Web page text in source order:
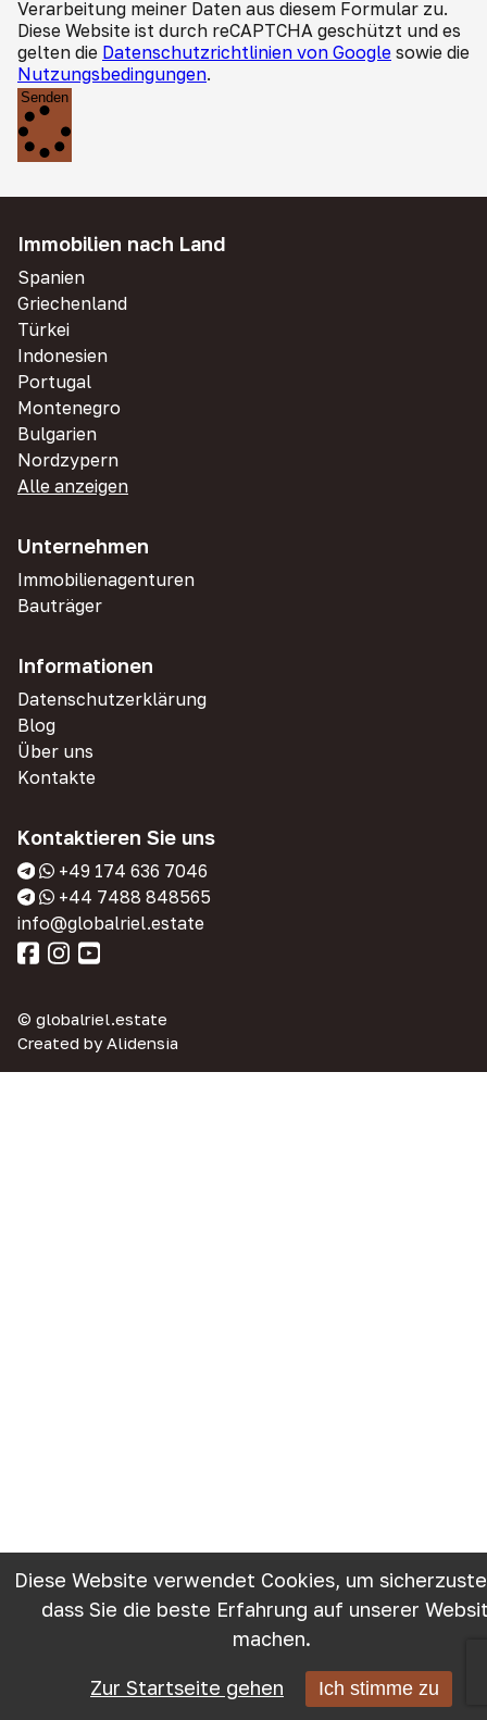
Verarbeitung meiner Daten aus diesem Formular zu.
Diese Website ist durch reCAPTCHA geschützt und es
gelten die Datenschutzrichtlinien von Google sowie die
Nutzungsbedingungen.
Senden
Immobilien nach Land
Spanien
Griechenland
Türkei
Indonesien
Portugal
Montenegro
Bulgarien
Nordzypern
Alle anzeigen
Unternehmen
Immobilienagenturen
Bauträger
Informationen
Datenschutzerklärung
Blog
Über uns
Kontakte
Kontaktieren Sie uns
+49 174 636 7046
+44 7488 848565
info@globalriel.estate
© globalriel.estate
Created byAlidensia
Diese Website verwendet Cookies, um
dass Sie die beste Erfahrung auf unserer
machen.
Zur Startseite gehen Ich stimme zu